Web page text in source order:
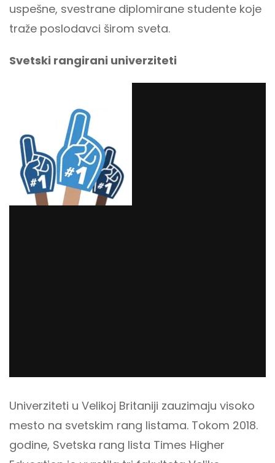
uspešne, svestrane diplomirane studente koje
traže poslodavci širom sveta.
Svetski rangirani univerziteti
Univerziteti u Velikoj Britaniji zauzimaju visoko
mesto na svetskim rang listama. Tokom 2018.
godine, Svetska rang lista Times Higher